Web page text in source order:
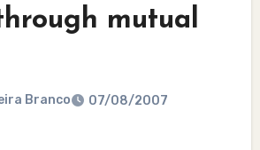
mutual
Branco 07/08/2007